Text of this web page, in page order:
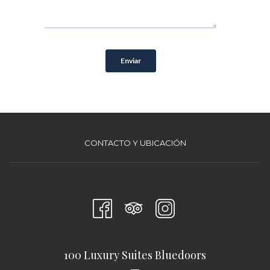
CONTACTO Y UBICACIÓN
100 Luxury Suites Bluedoors